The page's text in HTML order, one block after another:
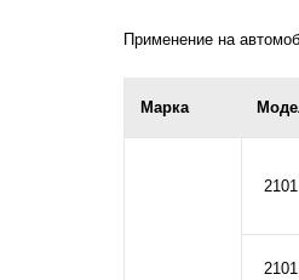
Применение на
Марка
2101
2101